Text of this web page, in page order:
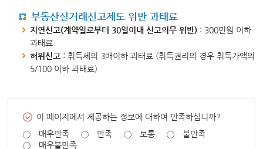
부동산실거래신고제도 위반 과태료
지연신고(계약일로부터 30일이내 신고의무 위반) : 300만원 이하
과태료
허위신고 : 취득세의 3배이하 과태료 (취득권리의 경우 취득가액의
5/100 이하 과태료)
이 페이지에서 제공하는 정보에 대하여 만족하십니까?
매우만족
만족 보통
불만족
매우불만족